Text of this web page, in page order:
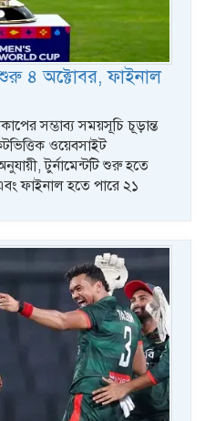
৪ অক্টোবর, ফাইনাল
সম্ভাব্য সময়সূচি চূড়ান্ত
ওয়েবসাইট
টুর্নামেন্টটি শুরু হতে
ফাইনাল হতে পারে ২১